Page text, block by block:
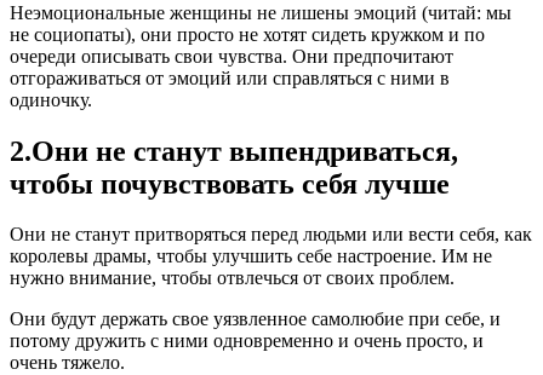
Неэмоциональные женщины не лишены эмоций (читай: мы
не социопаты), они просто не хотят сидеть кружком и по
очереди описывать свои чувства. Они предпочитают
отгораживаться от эмоций или справляться с ними в
одиночку.
2.Они не станут выпендриваться,
чтобы почувствовать себя лучше
Они не станут притворяться перед людьми или вести себя, как
королевы драмы, чтобы улучшить себе настроение. Им не
нужно внимание, чтобы отвлечься от своих проблем.
Они будут держать свое уязвленное самолюбие при себе, и
потому дружить с ними одновременно и очень просто, и
очень тяжело.